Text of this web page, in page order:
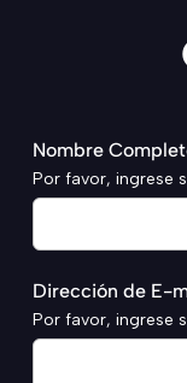
Nombre
Por favor, ingrese
Dirección de E-
Por favor, ingrese